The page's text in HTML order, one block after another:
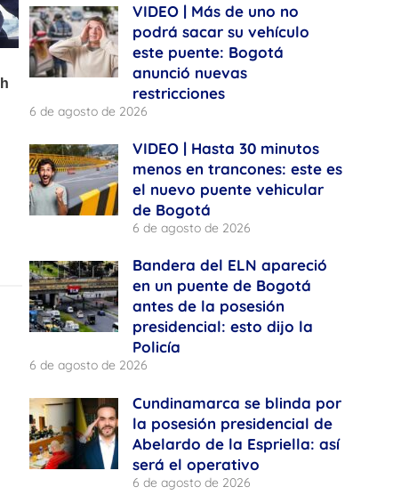
VIDEO | Más de uno no
podrá sacar su vehículo
este puente: Bogotá
anunció nuevas
restricciones
6 de agosto de 2026
VIDEO | Hasta 30 minutos
menos en trancones: este es
el nuevo puente vehicular
de Bogotá
6 de agosto de 2026
Bandera del ELN apareció
en un puente de Bogotá
antes de la posesión
presidencial: esto dijo la
Policía
6 de agosto de 2026
Cundinamarca se blinda por
la posesión presidencial de
Abelardo de la Espriella: así
será el operativo
6 de agosto de 2026